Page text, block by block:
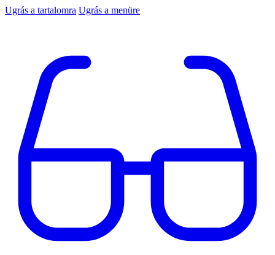
Ugrás a tartalomra Ugrás a menüre